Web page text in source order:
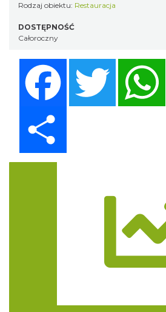
Rodzaj obiektu: Restauracja
DOSTĘPNOŚĆ
Całoroczny
Twitter